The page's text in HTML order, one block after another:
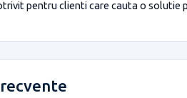
pentru clienti care cauta o solutie